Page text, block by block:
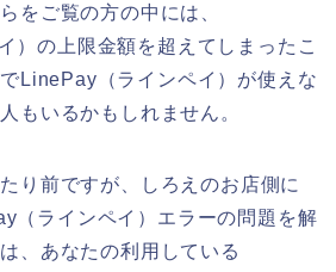
をご覧の方の中には、
）の上限金額を超えてしまったこ
LinePay（ラインペイ）が使えな
もいるかもしれません。
り前ですが、しろえのお店側に
（ラインペイ）エラーの問題を解
、あなたの利用している